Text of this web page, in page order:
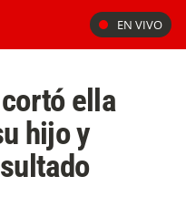
EN VIVO
ella
hijo y